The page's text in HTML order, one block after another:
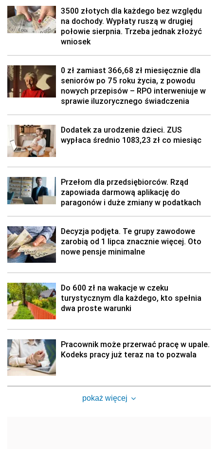
3500 złotych dla każdego bez względu
na dochody. Wypłaty ruszą w drugiej
połowie sierpnia. Trzeba jednak złożyć
wniosek
0 zł zamiast 366,68 zł miesięcznie dla
seniorów po 75 roku życia, z powodu
nowych przepisów – RPO interweniuje w
sprawie iluzorycznego świadczenia
Dodatek za urodzenie dzieci. ZUS
wypłaca średnio 1083,23 zł co miesiąc
Przełom dla przedsiębiorców. Rząd
zapowiada darmową aplikację do
paragonów i duże zmiany w podatkach
Decyzja podjęta. Te grupy zawodowe
zarobią od 1 lipca znacznie więcej. Oto
nowe pensje minimalne
Do 600 zł na wakacje w czeku
turystycznym dla każdego, kto spełnia
dwa proste warunki
Pracownik może przerwać pracę w upale.
Kodeks pracy już teraz na to pozwala
pokaż więcej